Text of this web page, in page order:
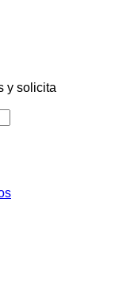
y solicita